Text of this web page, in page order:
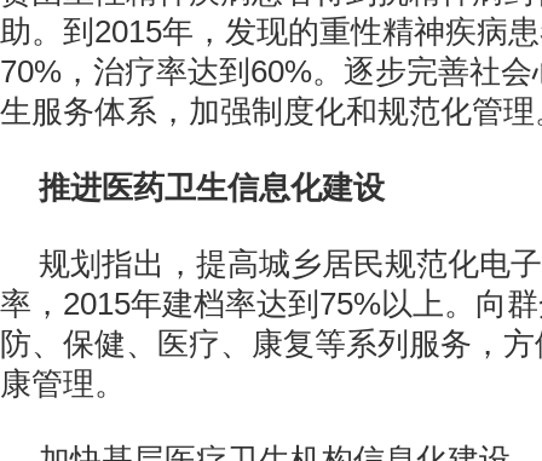
助。到2015年，发现的重性精神疾病
70%，治疗率达到60%。逐步完善社
生服务体系，加强制度化和规范化管理
推进医药卫生信息化建设
规划指出，提高城乡居民规范化电
率，2015年建档率达到75%以上。向
防、保健、医疗、康复等系列服务，
康管理。